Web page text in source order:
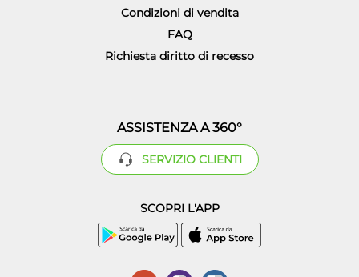
Condizioni di vendita
FAQ
Richiesta diritto di recesso
ASSISTENZA A 360°
SERVIZIO CLIENTI
SCOPRI L'APP